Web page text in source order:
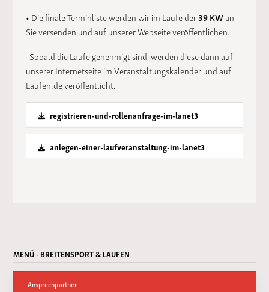
• Die finale Terminliste werden wir im Laufe der39 KWan
Sie versenden und auf unserer Webseite veröffentlichen.
· Sobald die Läufe genehmigt sind, werden diese dann auf
unserer Internetseite im Veranstaltungskalender und auf
Laufen.de veröffentlicht.
registrieren-und-rollenanfrage-im-lanet3
anlegen-einer-laufveranstaltung-im-lanet3
MENÜ - BREITENSPORT & LAUFEN
Ansprechpartner